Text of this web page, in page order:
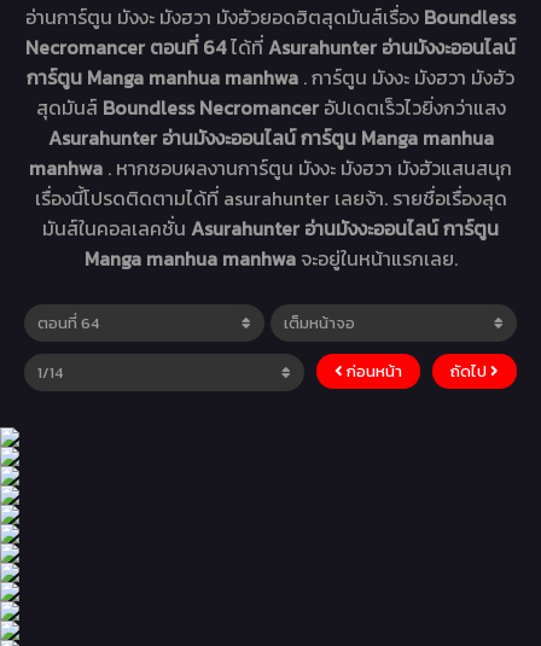
อ่านการ์ตูน มังงะ มังฮวา มังฮัวยอดฮิตสุดมันส์เรื่อง Boundless
Necromancer ตอนที่ 64ได้ที่Asurahunter อ่านมังงะออนไลน์
การ์ตูน Manga manhua manhwa . การ์ตูน มังงะ มังฮวา มังฮัว
สุดมันส์ Boundless Necromancer อัปเดตเร็วไวยิ่งกว่าแสง
Asurahunter อ่านมังงะออนไลน์ การ์ตูน Manga manhua
manhwa . หากชอบผลงานการ์ตูน มังงะ มังฮวา มังฮัวแสนสนุก
เรื่องนี้โปรดติดตามได้ที่ asurahunter เลยจ้า. รายชื่อเรื่องสุด
มันส์ในคอลเลคชั่น Asurahunter อ่านมังงะออนไลน์ การ์ตูน
Manga manhua manhwa จะอยู่ในหน้าแรกเลย.
ก่อนหน้า ถัดไป